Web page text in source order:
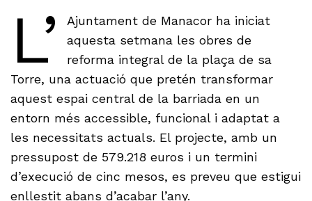
L’
Ajuntament de Manacor ha iniciat
aquesta setmana les obres de
reforma integral de la plaça de sa
Torre, una actuació que pretén transformar
aquest espai central de la barriada en un
entorn més accessible, funcional i adaptat a
les necessitats actuals. El projecte, amb un
pressupost de 579.218 euros i un termini
d’execució de cinc mesos, es preveu que estigui
enllestit abans d’acabar l’any.